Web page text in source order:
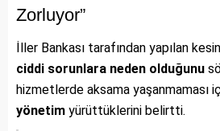
Zorluyor”
İller Bankası tarafından yapılan
ciddi sorunlara neden olduğunu
hizmetlerde aksama yaşanmaması
yönetim yürüttüklerini belirtti.